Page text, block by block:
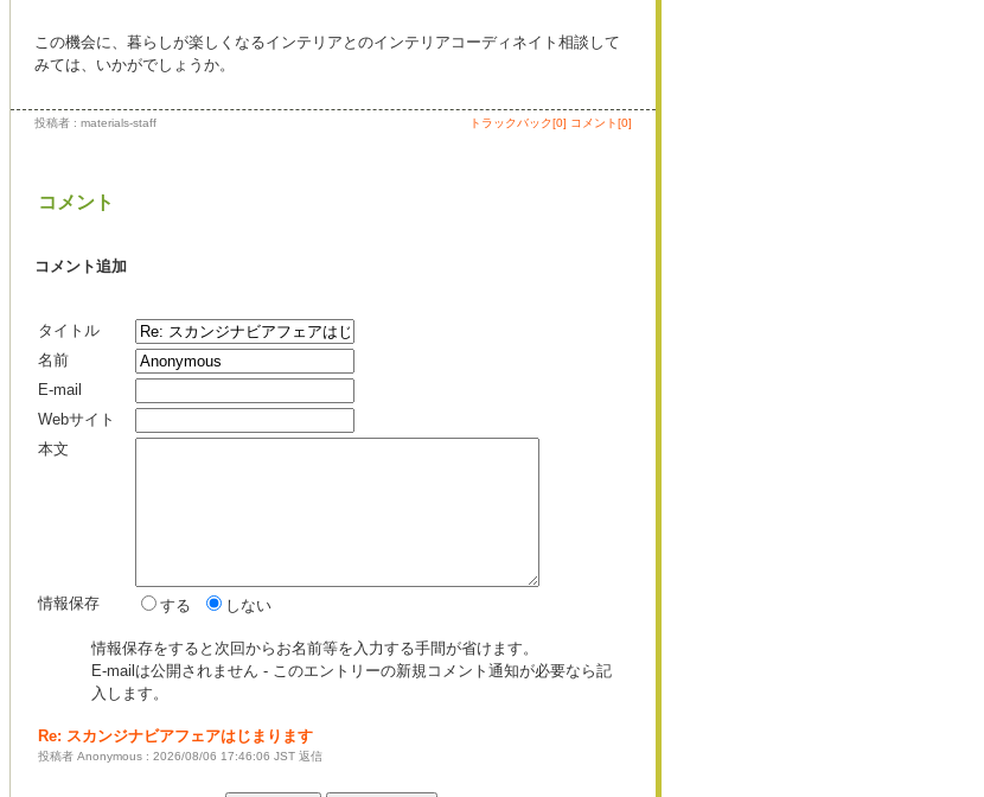
この機会に、暮らしが楽しくなるインテリアとのインテリアコーディネイト相談して
みては、いかがでしょうか。
トラックバック[0] コメント[0]
投稿者 : materials-staff
コメント
コメント追加
タイトル
名前
E-mail
Webサイト
本文
情報保存 する しない
情報保存をすると次回からお名前等を入力する手間が省けます。
E-mailは公開されません - このエントリーの新規コメント通知が必要なら記
入します。
Re: スカンジナビアフェアはじまります
投稿者 Anonymous : 2026/08/06 17:46:06 JST 返信